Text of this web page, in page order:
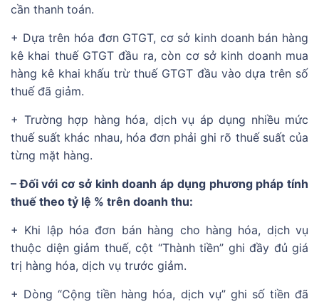
cần thanh toán.
+ Dựa trên hóa đơn GTGT, cơ sở kinh doanh bán hàng
kê khai thuế GTGT đầu ra, còn cơ sở kinh doanh mua
hàng kê khai khấu trừ thuế GTGT đầu vào dựa trên số
thuế đã giảm.
+ Trường hợp hàng hóa, dịch vụ áp dụng nhiều mức
thuế suất khác nhau, hóa đơn phải ghi rõ thuế suất của
từng mặt hàng.
– Đối với cơ sở kinh doanh áp dụng phương pháp tính
thuế theo tỷ lệ % trên doanh thu:
+ Khi lập hóa đơn bán hàng cho hàng hóa, dịch vụ
thuộc diện giảm thuế, cột “Thành tiền” ghi đầy đủ giá
trị hàng hóa, dịch vụ trước giảm.
+ Dòng “Cộng tiền hàng hóa, dịch vụ” ghi số tiền đã